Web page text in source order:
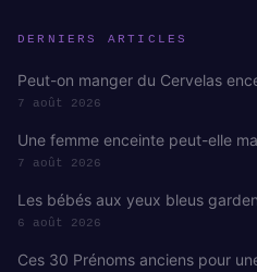
DERNIERS ARTICLES
Peut-on manger du Cervelas
7 août 2026
Une femme enceinte peut-elle
7 août 2026
Les bébés aux yeux bleus
6 août 2026
Ces 30 Prénoms anciens pour